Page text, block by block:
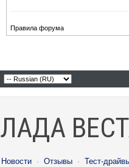
Правила форума
ЛАДА
Новости · Отзывы · Тест-